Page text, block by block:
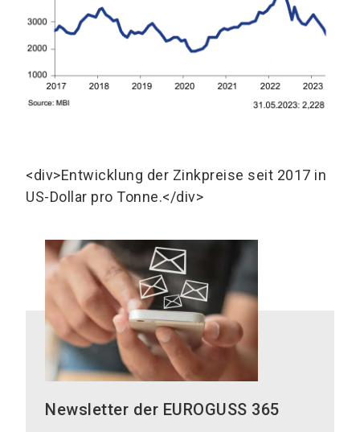
<div>Entwicklung der Zinkpreise seit 2017 in
US-Dollar pro Tonne.</div>
Newsletter der EUROGUSS 365